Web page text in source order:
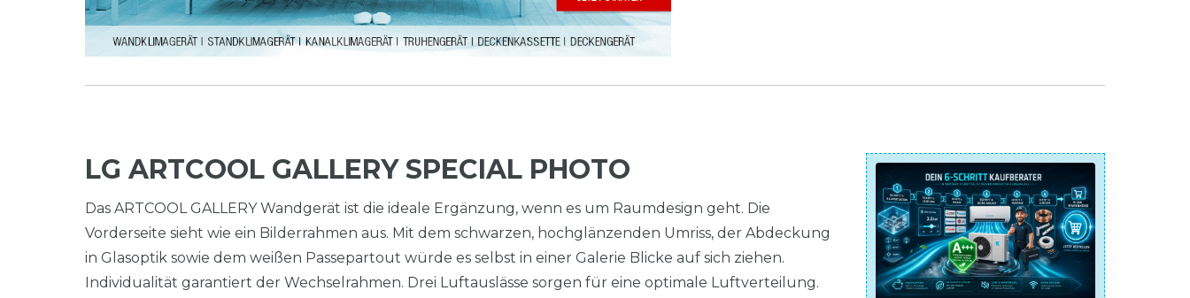
LG ARTCOOL GALLERY SPECIAL PHOTO
Das ARTCOOL GALLERY Wandgerät ist die ideale Ergänzung, wenn es um Raumdesign geht. Die
Vorderseite sieht wie ein Bilderrahmen aus. Mit dem schwarzen, hochglänzenden Umriss, der Abdeckung
in Glasoptik sowie dem weißen Passepartout würde es selbst in einer Galerie Blicke auf sich ziehen.
Individualität garantiert der Wechselrahmen. Drei Luftauslässe sorgen für eine optimale Luftverteilung.